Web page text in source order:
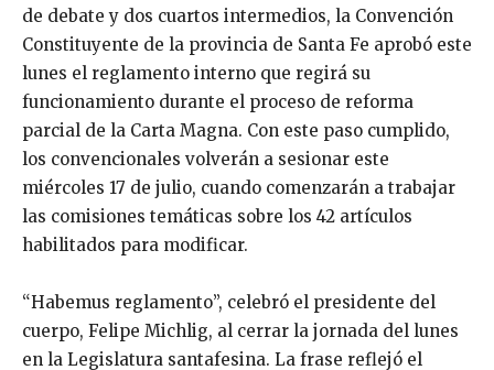
de debate y dos cuartos intermedios, la Convención
Constituyente de la provincia de Santa Fe aprobó este
lunes el reglamento interno que regirá su
funcionamiento durante el proceso de reforma
parcial de la Carta Magna. Con este paso cumplido,
los convencionales volverán a sesionar este
miércoles 17 de julio, cuando comenzarán a trabajar
las comisiones temáticas sobre los 42 artículos
habilitados para modificar.
“Habemus reglamento”, celebró el presidente del
cuerpo, Felipe Michlig, al cerrar la jornada del lunes
en la Legislatura santafesina. La frase reflejó el